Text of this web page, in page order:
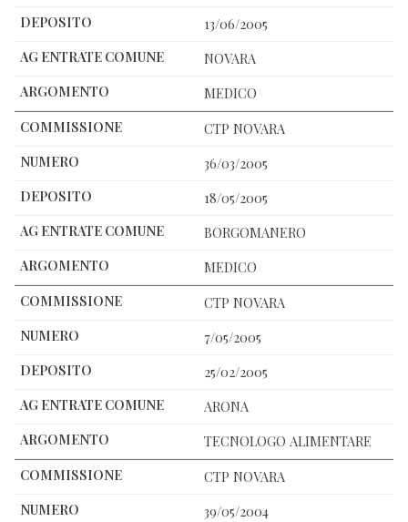
13/06/2005
NOVARA
MEDICO
CTP NOVARA
36/03/2005
18/05/2005
BORGOMANERO
MEDICO
CTP NOVARA
7/05/2005
25/02/2005
ARONA
TECNOLOGO ALIMENTARE
CTP NOVARA
39/05/2004